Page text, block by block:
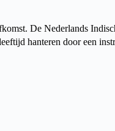
De Nederlands
hanteren door een